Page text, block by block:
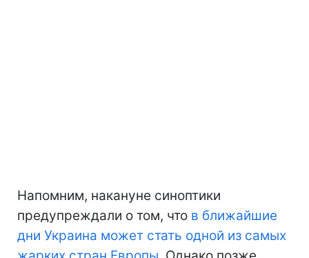
Напомним, накануне синоптики
предупреждали о том, что в ближайшие
дни Украина может стать одной из самых